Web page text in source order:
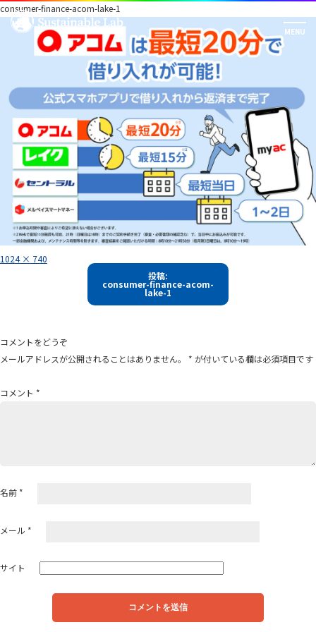
consumer-finance-acom-lake-1
フ
ル
1024 × 740
ゲ
ー
ョ
投稿:
consumer-finance-acom-
lake-1
コメントをどうぞ
メールアドレスが公開されることはありません。
* が付いている欄は必須項目です
コメント *
名前 *
メール *
サイト